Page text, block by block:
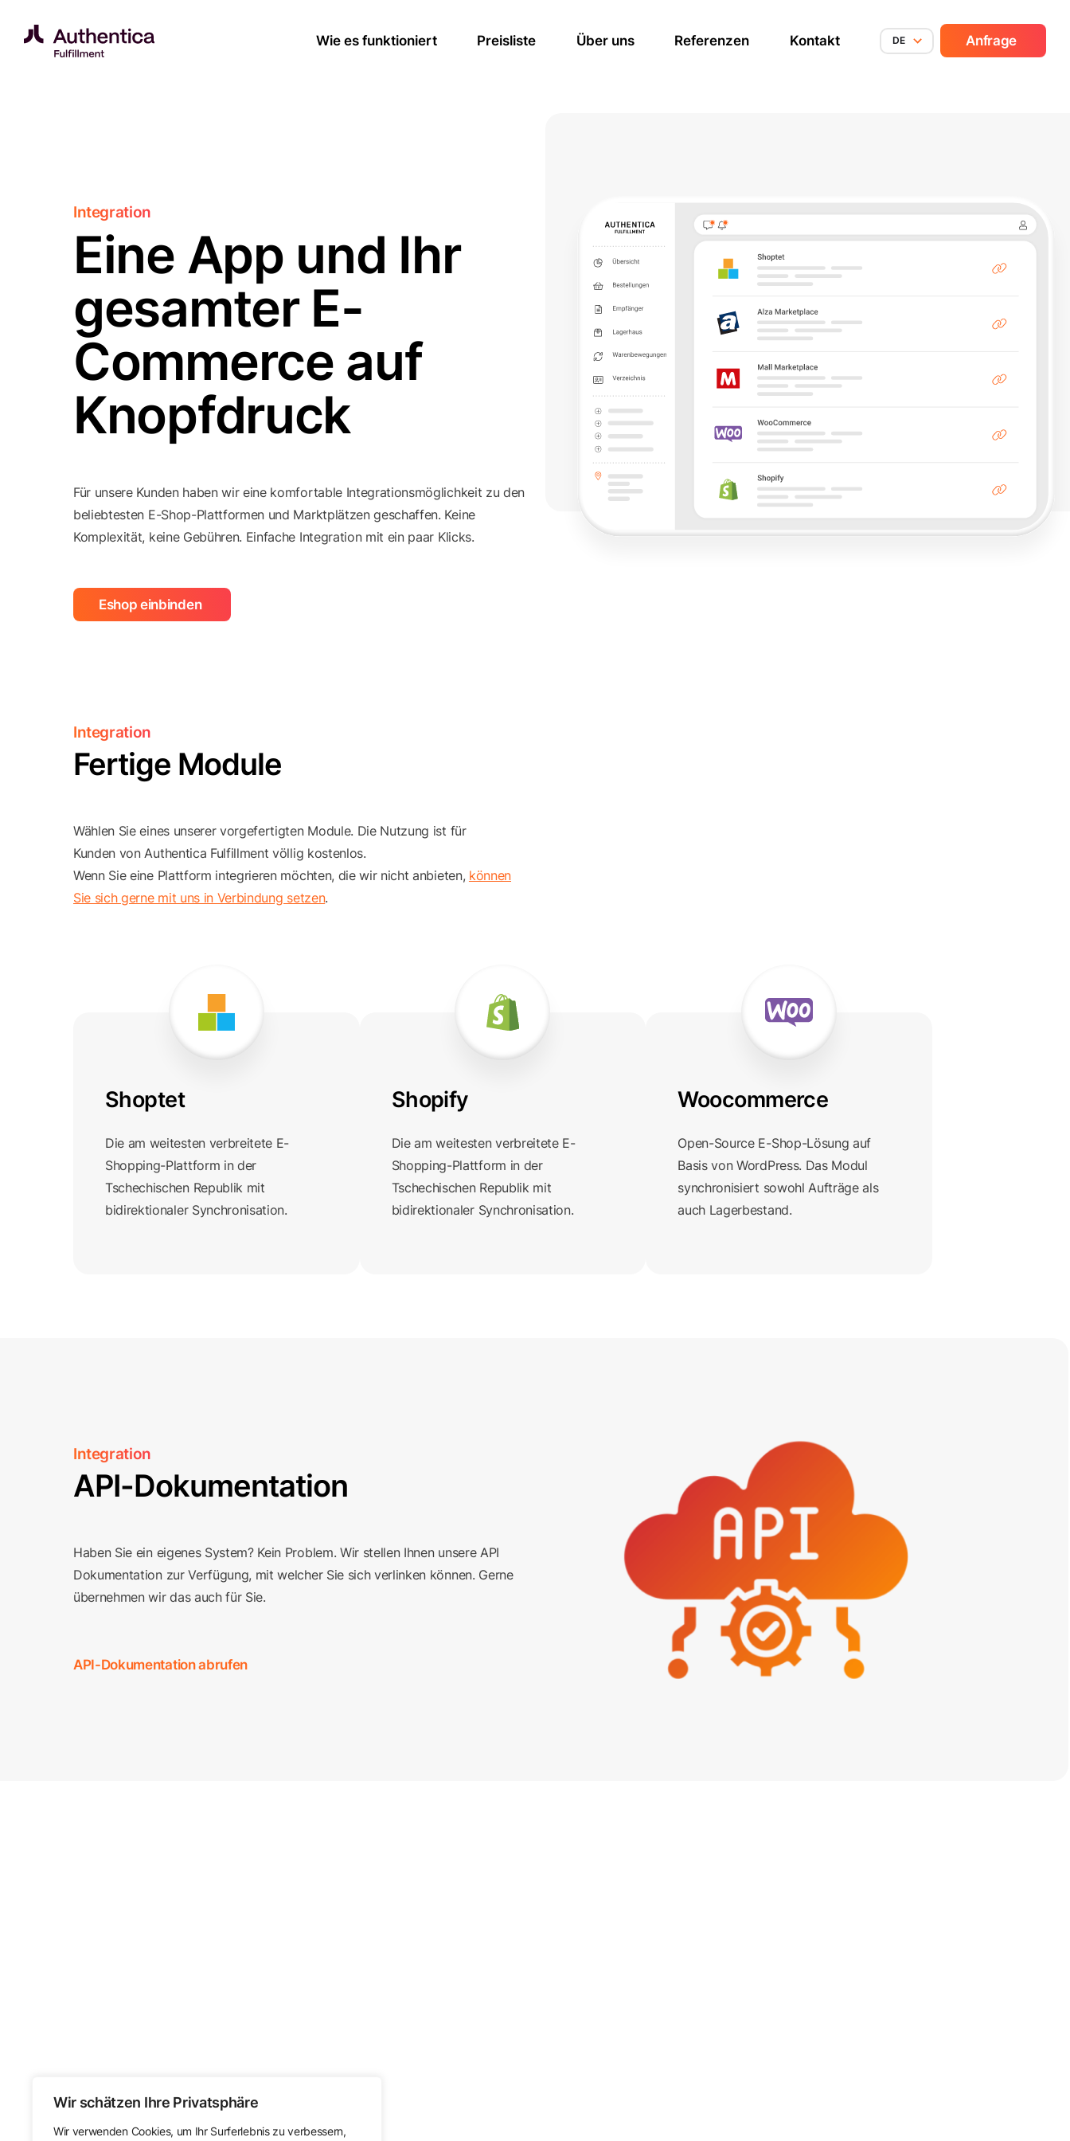
Wir schätzen Ihre Privatsphäre
Wir verwenden Cookies, um Ihr Surferlebnis zu verbessern,
Wie es funktioniert
Preisliste Über uns Referenzen Kontakt DE Anfrage
Integration
Eine App und Ihr
gesamter E-
Commerce auf
Knopfdruck
Für unsere Kunden haben wir eine komfortable Integrationsmöglichkeit zu den
beliebtesten E-Shop-Plattformen und Marktplätzen geschaffen. Keine
Komplexität, keine Gebühren. Einfache Integration mit ein paar Klicks.
Eshop einbinden
Integration
Fertige Module
Wählen Sie eines unserer vorgefertigten Module. Die Nutzung ist für
Kunden von Authentica Fulfillment völlig kostenlos.
Wenn Sie eine Plattform integrieren möchten, die wir nicht anbieten, können
Sie sich gerne mit uns in Verbindung setzen.
Shoptet
Die am weitesten verbreitete E-
Shopping-Plattform in der
Tschechischen Republik mit
bidirektionaler Synchronisation.
Shopify
Die am weitesten verbreitete E-
Shopping-Plattform in der
Tschechischen Republik mit
bidirektionaler Synchronisation.
Woocommerce
Open-Source E-Shop-Lösung auf
Basis von WordPress. Das Modul
synchronisiert sowohl Aufträge als
auch Lagerbestand.
Integration
API-Dokumentation
Haben Sie ein eigenes System? Kein Problem. Wir stellen Ihnen unsere API
Dokumentation zur Verfügung, mit welcher Sie sich verlinken können. Gerne
übernehmen wir das auch für Sie.
API-Dokumentation abrufen